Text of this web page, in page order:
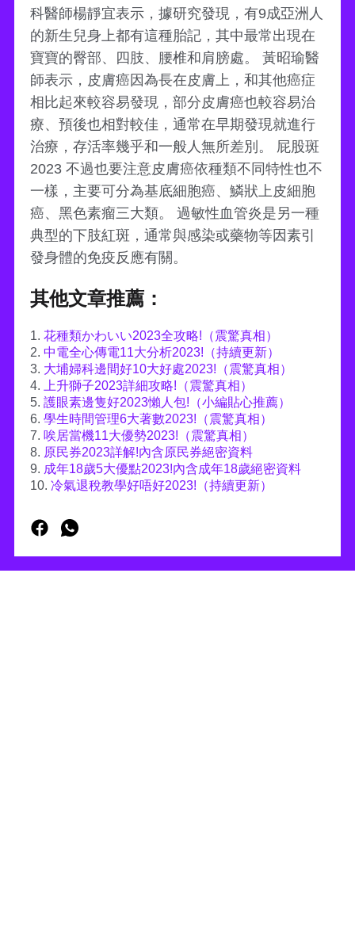
科醫師楊靜宜表示，據研究發現，有9成亞洲人
的新生兒身上都有這種胎記，其中最常出現在
寶寶的臀部、四肢、腰椎和肩膀處。 黃昭瑜醫
師表示，皮膚癌因為長在皮膚上，和其他癌症
相比起來較容易發現，部分皮膚癌也較容易治
療、預後也相對較佳，通常在早期發現就進行
治療，存活率幾乎和一般人無所差別。 屁股斑
2023 不過也要注意皮膚癌依種類不同特性也不
一樣，主要可分為基底細胞癌、鱗狀上皮細胞
癌、黑色素瘤三大類。 過敏性血管炎是另一種
典型的下肢紅斑，通常與感染或藥物等因素引
發身體的免疫反應有關。
其他文章推薦：
1. 花種類かわいい2023全攻略!（震驚真相）
2. 中電全心傳電11大分析2023!（持續更新）
3. 大埔婦科邊間好10大好處2023!（震驚真相）
4.
上升獅子2023詳細攻略!（震驚真相）
5. 護眼素邊隻好2023懶人包!（小編貼心推薦）
6. 學生時間管理6大著數2023!（震驚真相）
7. 唉居當機11大優勢2023!（震驚真相）
8. 原民券2023詳解!內含原民券絕密資料
9. 成年18歲5大優點2023!內含成年18歲絕密資料
10. 冷氣退稅教學好唔好2023!（持續更新）